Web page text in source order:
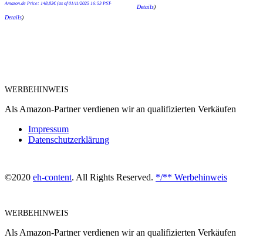
Amazon.de Price: 148,83€(as of 01/11/2025 16:53 PST-
Details)
Details)
WERBEHINWEIS
Als Amazon-Partner verdienen wir an qualifizierten Verkäufen
Impressum
Datenschutzerklärung
©2020 eh-content. All Rights Reserved. */** Werbehinweis
WERBEHINWEIS
Als Amazon-Partner verdienen wir an qualifizierten Verkäufen